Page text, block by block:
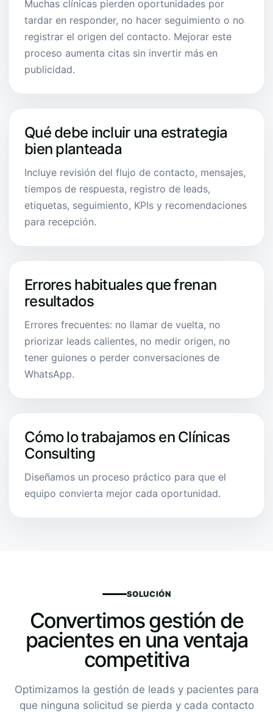
Muchas clínicas pierden oportunidades por
tardar en responder, no hacer seguimiento o no
registrar el origen del contacto. Mejorar este
proceso aumenta citas sin invertir más en
publicidad.
Qué debe incluir una estrategia
bien planteada
Incluye revisión del flujo de contacto, mensajes,
tiempos de respuesta, registro de leads,
etiquetas, seguimiento, KPIs y recomendaciones
para recepción.
Errores habituales que frenan
resultados
Errores frecuentes: no llamar de vuelta, no
priorizar leads calientes, no medir origen, no
tener guiones o perder conversaciones de
WhatsApp.
Cómo lo trabajamos en Clínicas
Consulting
Diseñamos un proceso práctico para que el
equipo convierta mejor cada oportunidad.
SOLUCIÓN
Convertimos gestión de
pacientes en una ventaja
competitiva
Optimizamos la gestión de leads y pacientes para
que ninguna solicitud se pierda y cada contacto